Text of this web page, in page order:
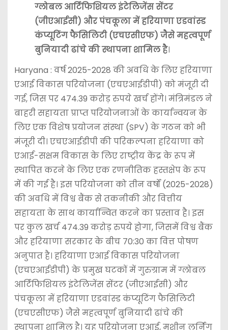
ग्लोबल आर्टिफिशियल इंटेलिजेंस सेंटर
(जीएआईसी) और पंचकूला में हरियाणा एडवांस्ड
कंप्यूटिंग फैसिलिटी (एचएसीएफ) जैसे महत्वपूर्ण
बुनियादी ढांचे की स्थापना शामिल है।
Haryana : वर्ष 2025-2028 की अवधि के लिए हरियाणा
एआई विकास परियोजना (एचएआईडीपी) को मंजूरी दी
गई, जिस पर 474.39 करोड़ रुपये खर्च होंगे। मंत्रिमंडल ने
बाहरी सहायता प्राप्त परियोजनाओं के कार्यान्वयन के
लिए एक विशेष प्रयोजन संस्था (SPV) के गठन को भी
मंजूरी दी। एचएआईडीपी की परिकल्पना हरियाणा को
एआई-सक्षम विकास के लिए राष्ट्रीय केंद्र के रूप में
स्थापित करने के लिए एक रणनीतिक हस्तक्षेप के रूप
में की गई है। इस परियोजना को तीन वर्षों (2025-2028)
की अवधि में विश्व बैंक से तकनीकी और वित्तीय
सहायता के साथ कार्यान्वित करने का प्रस्ताव है। इस
पर कुल खर्च 474.39 करोड़ रुपये होगा, जिसमें विश्व बैंक
और हरियाणा सरकार के बीच 70:30 का वित्त पोषण
अनुपात है। हरियाणा एआई विकास परियोजना
(एचएआईडीपी) के प्रमुख घटकों में गुरुग्राम में ग्लोबल
आर्टिफिशियल इंटेलिजेंस सेंटर (जीएआईसी) और
पंचकूला में हरियाणा एडवांस्ड कंप्यूटिंग फैसिलिटी
(एचएसीएफ) जैसे महत्वपूर्ण बुनियादी ढांचे की
स्थापना शामिल है। यह परियोजना एआई, मशीन लर्निंग